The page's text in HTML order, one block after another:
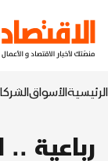
الرئيسيةالأسواق
رباعية ..